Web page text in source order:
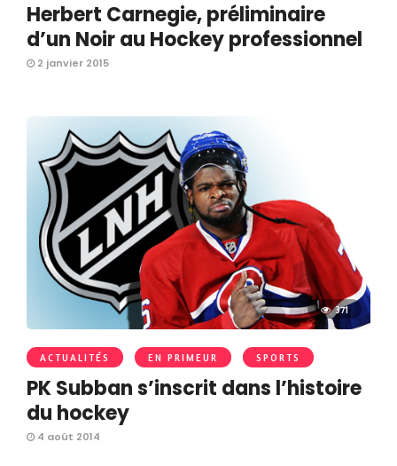
Herbert Carnegie, préliminaire
d’un Noir au Hockey professionnel
2 janvier 2015
371
ACTUALITÉS EN PRIMEUR SPORTS
PK Subban s’inscrit dans l’histoire
du hockey
4 août 2014